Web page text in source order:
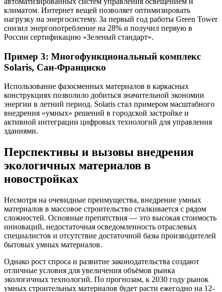
климатом. Интернет вещей позволяет оптимизировать
нагрузку на энергосистему. За первый год работы Green Tower
снизил энергопотребление на 28% и получил первую в
России сертификацию «Зеленый стандарт».
Пример 3: Многофункциональный комплекс
Solaris, Сан-Франциско
Использование фазосменных материалов в каркасных
конструкциях позволило добиться значительной экономии
энергии в летний период. Solaris стал примером масштабного
внедрения «умных» решений в городской застройке и
активной интеграции цифровых технологий для управления
зданиями.
Перспективы и вызовы внедрения
экологичных материалов в
новостройках
Несмотря на очевидные преимущества, внедрение умных
материалов в массовое строительство сталкивается с рядом
сложностей. Основные препятствия — это высокая стоимость
инноваций, недостаточная осведомленность отраслевых
специалистов и отсутствие достаточной базы производителей
бытовых умных материалов.
Однако рост спроса и развитие законодательства создают
отличные условия для увеличения объёмов рынка
экологичных технологий. По прогнозам, к 2030 году рынок
умных строительных материалов будет расти ежегодно на 12-